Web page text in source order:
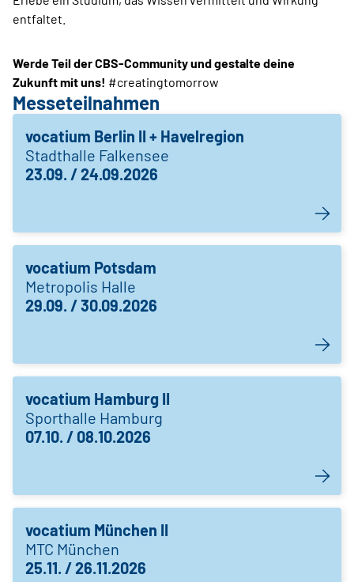
entfaltet.
Werde Teil der CBS-Community und gestalte deine
Zukunft mit uns! #creatingtomorrow
Messeteilnahmen
vocatium Berlin II + Havelregion
Stadthalle Falkensee
23.09. / 24.09.2026
vocatium Potsdam
Metropolis Halle
29.09. / 30.09.2026
vocatium Hamburg II
Sporthalle Hamburg
07.10. / 08.10.2026
vocatium München II
MTC München
25.11. / 26.11.2026